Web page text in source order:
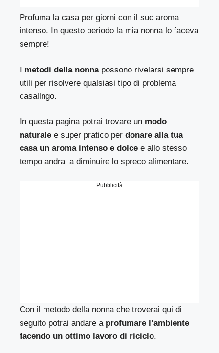
Profuma la casa per giorni con il suo aroma
intenso. In questo periodo la mia nonna lo faceva
sempre!
I metodi della nonnapossono rivelarsi sempre
utili per risolvere qualsiasi tipo di problema
casalingo.
In questa pagina potrai trovare un modo
naturale e super pratico perdonare alla tua
casa un aroma intenso e dolce e allo stesso
tempo andrai a diminuire lo spreco alimentare.
Pubblicità
Con il metodo della nonna che troverai qui di
seguito potrai andare a profumare l’ambiente
facendo un ottimo lavoro di riciclo.